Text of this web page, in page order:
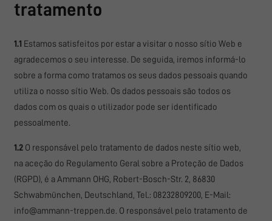
tratamento
1.1 Estamos satisfeitos por estar a visitar o nosso sítio Web e
agradecemos o seu interesse. De seguida, iremos informá-lo
sobre a forma como tratamos os seus dados pessoais quando
utiliza o nosso sítio Web. Os dados pessoais são todos os
dados com os quais o utilizador pode ser identificado
pessoalmente.
1.2O responsável pelo tratamento de dados neste sítio web,
na aceção do Regulamento Geral sobre a Proteção de Dados
(RGPD), é a Ammann OHG, Robert-Bosch-Str. 2, 86830
Schwabmünchen, Deutschland, Tel.: 08232809200, E-Mail:
info@ammann-treppen.de. O responsável pelo tratamento de